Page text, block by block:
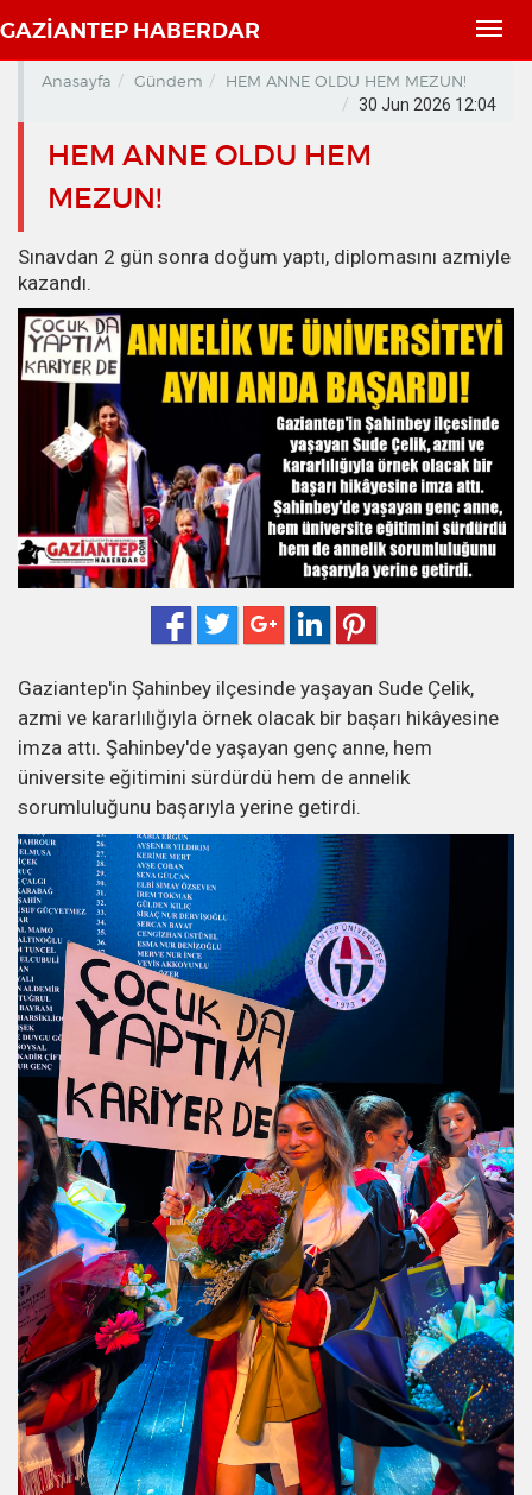
GAZİANTEP HABERDAR
Anasayfa Gündem
HEM ANNE OLDU HEM MEZUN!
30 Jun 2026 12:04
HEM ANNE OLDU HEM
MEZUN!
Sınavdan 2 gün sonra doğum yaptı, diplomasını azmiyle
kazandı.
Gaziantep'in Şahinbey ilçesinde yaşayan Sude Çelik,
azmi ve kararlılığıyla örnek olacak bir başarı hikâyesine
imza attı. Şahinbey'de yaşayan genç anne, hem
üniversite eğitimini sürdürdü hem de annelik
sorumluluğunu başarıyla yerine getirdi.